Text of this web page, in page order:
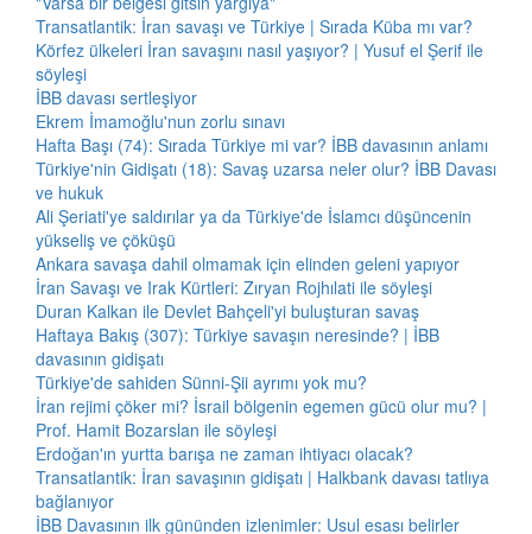
Transatlantik: İran savaşı ve Türkiye | Sırada Küba mı var?
Körfez ülkeleri İran savaşını nasıl yaşıyor? | Yusuf el Şerif ile
söyleşi
İBB davası sertleşiyor
Ekrem İmamoğlu'nun zorlu sınavı
Hafta Başı (74): Sırada Türkiye mi var? İBB davasının anlamı
Türkiye'nin Gidişatı (18): Savaş uzarsa neler olur? İBB Davası
ve hukuk
Ali Şeriati'ye saldırılar ya da Türkiye'de İslamcı düşüncenin
yükseliş ve çöküşü
Ankara savaşa dahil olmamak için elinden geleni yapıyor
İran Savaşı ve Irak Kürtleri: Zıryan Rojhılati ile söyleşi
Duran Kalkan ile Devlet Bahçeli'yi buluşturan savaş
Haftaya Bakış (307): Türkiye savaşın neresinde? | İBB
davasının gidişatı
Türkiye'de sahiden Sünni-Şii ayrımı yok mu?
İran rejimi çöker mi? İsrail bölgenin egemen gücü olur mu? |
Prof. Hamit Bozarslan ile söyleşi
Erdoğan'ın yurtta barışa ne zaman ihtiyacı olacak?
Transatlantik: İran savaşının gidişatı | Halkbank davası tatlıya
bağlanıyor
İBB Davasının ilk gününden izlenimler: Usul esası belirler